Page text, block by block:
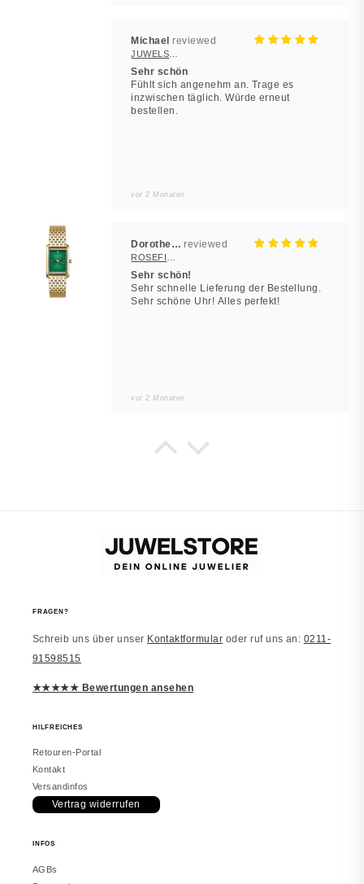
Michael
Sehr schön
Fühlt sich angenehm an. Trage es
inzwischen täglich. Würde erneut
bestellen.
vor 2 Monaten
Dorothea Hilbert
Sehr schön!
Sehr schnelle Lieferung der Bestellung.
Sehr schöne Uhr! Alles perfekt!
vor 2 Monaten
Noah
Richtig schön
Macht einen edlen Eindruck. Trage es
vor 2 Monaten
FRAGEN?
Schreib uns über unser Kontaktformular oder ruf uns an: 0211-
91598515
★★★★★ Bewertungen ansehen
HILFREICHES
Retouren-Portal
Kontakt
Versandinfos
Vertrag widerrufen
INFOS
AGBs